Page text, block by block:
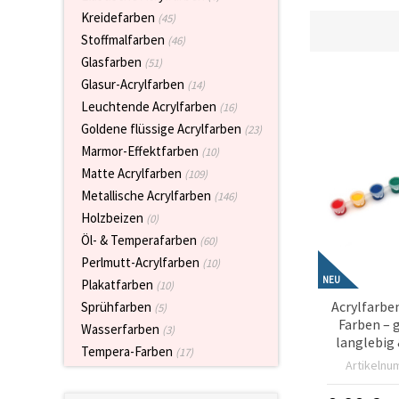
Kreidefarben (45)
Stoffmalfarben (46)
Glasfarben (51)
Glasur-Acrylfarben (14)
Leuchtende Acrylfarben (16)
Goldene flüssige Acrylfarben (23)
Marmor-Effektfarben (10)
Matte Acrylfarben (109)
Metallische Acrylfarben (146)
Holzbeizen (0)
Öl- & Temperafarben (60)
Perlmutt-Acrylfarben (10)
Plakatfarben (10)
Sprühfarben (5)
Wasserfarben (3)
Tempera-Farben (17)
NEU
Farben –
langlebig
Künstler